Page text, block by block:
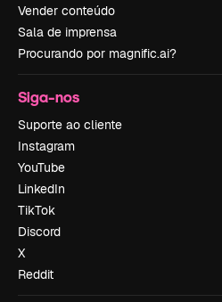
Vender conteúdo
Sala de imprensa
Procurando por magnific.ai?
Siga-nos
Suporte ao cliente
Instagram
YouTube
LinkedIn
TikTok
Discord
X
Reddit